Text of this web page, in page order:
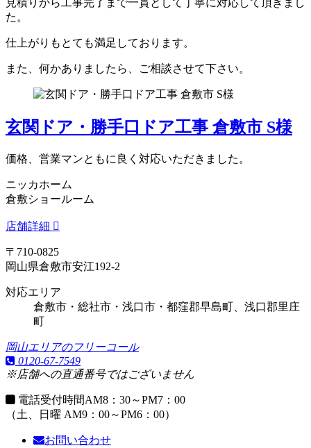
見積りから工事完了まで一貫として丁寧に対応して頂きまし
た。
仕上がりもとても満足しております。
また、何かありましたら、ご相談させて下さい。
玄関ドア・勝手口ドア工事 倉敷市 S様
価格、営業マンともに良く対応いただきました。
ニッカホーム
倉敷ショールーム
店舗詳細
〒710-0825
岡山県倉敷市安江192-2
対応エリア
倉敷市・総社市・浅口市・都窪郡早島町、浅口郡里庄
町
岡山エリアのフリーコール
0120-67-7549
※店舗への直通番号ではございません
電話受付時間AM8：30～PM7：00
（土、日曜 AM9：00～PM6：00）
お問い合わせ